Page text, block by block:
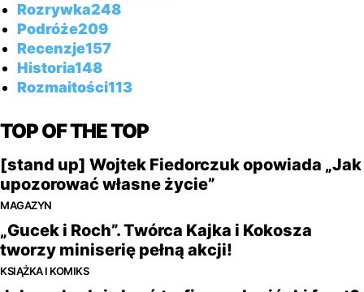
Rozrywka248
Podróże209
Recenzje157
Historia148
Rozmaitości113
TOP OF THE TOP
[stand up] Wojtek Fiedorczuk opowiada „Jak
upozorować własne życie”
MAGAZYN
„Gucek i Roch”. Twórca Kajka i Kokosza
tworzy miniserię pełną akcji!
KSIĄŻKA I KOMIKS